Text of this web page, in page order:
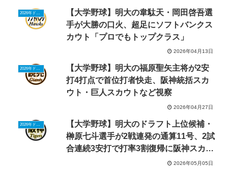
【大学野球】明大の韋駄天・岡田啓吾選
手が大勝の口火、超足にソフトバンクス
カウト「プロでもトップクラス」
2026年04月13日
2026年ドラフトニュース
【大学野球】明大の福原聖矢主将が2安
打4打点で首位打者快走、阪神統括スカ
ウト・巨人スカウトなど視察
2026年04月27日
2026年ドラフトニュース
【大学野球】明大のドラフト上位候補・
榊原七斗選手が2戦連発の通算11号、2試
合連続3安打で打率3割復帰に阪神スカウ
ト「ヤクルト丸山和郁より上」2026年05月05日